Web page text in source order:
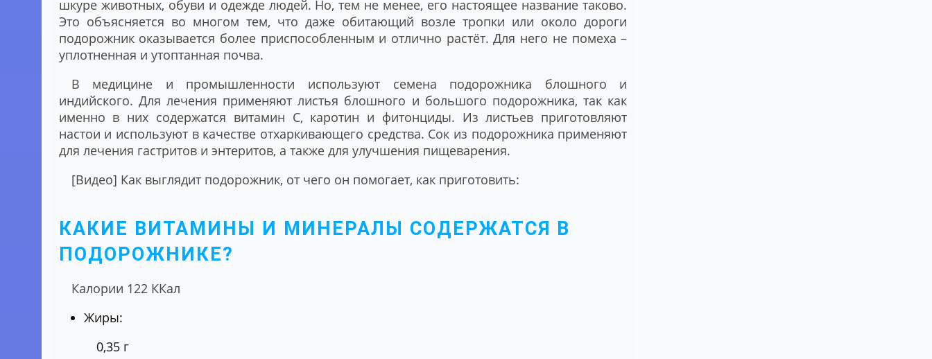
шкуре животных, обуви и одежде людей. Но, тем не менее, его настоящее название таково.
Это объясняется во многом тем, что даже обитающий возле тропки или около дороги
подорожник оказывается более приспособленным и отлично растёт. Для него не помеха –
уплотненная и утоптанная почва.
В медицине и промышленности используют семена подорожника блошного и
индийского. Для лечения применяют листья блошного и большого подорожника, так как
именно в них содержатся витамин С, каротин и фитонциды. Из листьев приготовляют
настои и используют в качестве отхаркивающего средства. Сок из подорожника применяют
для лечения гастритов и энтеритов, а также для улучшения пищеварения.
[Видео] Как выглядит подорожник, от чего он помогает, как приготовить:
КАКИЕ ВИТАМИНЫ И МИНЕРАЛЫ СОДЕРЖАТСЯ В
ПОДОРОЖНИКЕ?
Калории 122 ККал
Жиры:
0,35 г